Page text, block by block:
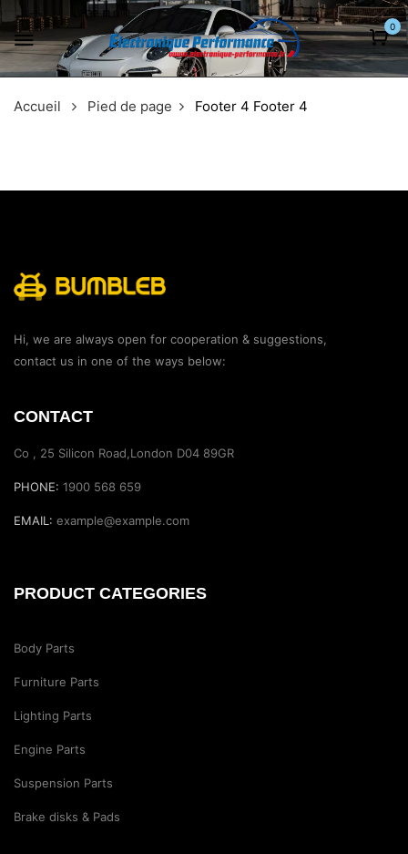
0
Accueil Pied de page Footer 4 Footer 4
Hi, we are always open for cooperation & suggestions,
contact us in one of the ways below:
CONTACT
Co , 25 Silicon Road,London D04 89GR
PHONE: 1900 568 659
EMAIL: example@example.com
PRODUCT CATEGORIES
Body Parts
Furniture Parts
Lighting Parts
Engine Parts
Suspension Parts
Brake disks & Pads